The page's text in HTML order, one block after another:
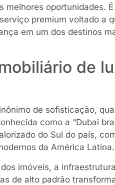
melhores oportunidades.
premium voltado a
em um dos destinos
de
de sofisticação,
como a “Dubai
do Sul do país,
da América Latina.
imóveis, a
de alto padrão